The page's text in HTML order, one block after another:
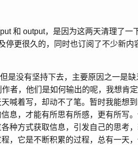
和 output，是因为这两天清理了一
停更很久的，同时也订阅了不少新内
是没有坚持下去，主要原因之一是缺
者，他们是如何输出的呢，我想肯
喊着写，却动不了笔。暂时我能想
息，才能有所思有所感，更有所写
种方式获取信息，引发自己的思考
，它是不断积累的过程，总有一天